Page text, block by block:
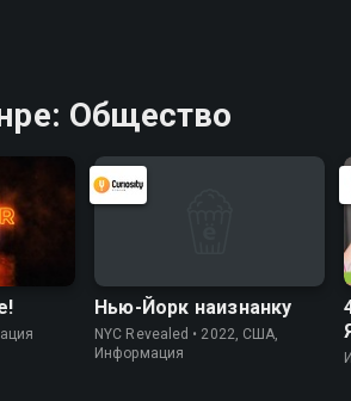
Общество
Нью-Йорк наизнанку
NYC Revealed • 2022, США,
Информация